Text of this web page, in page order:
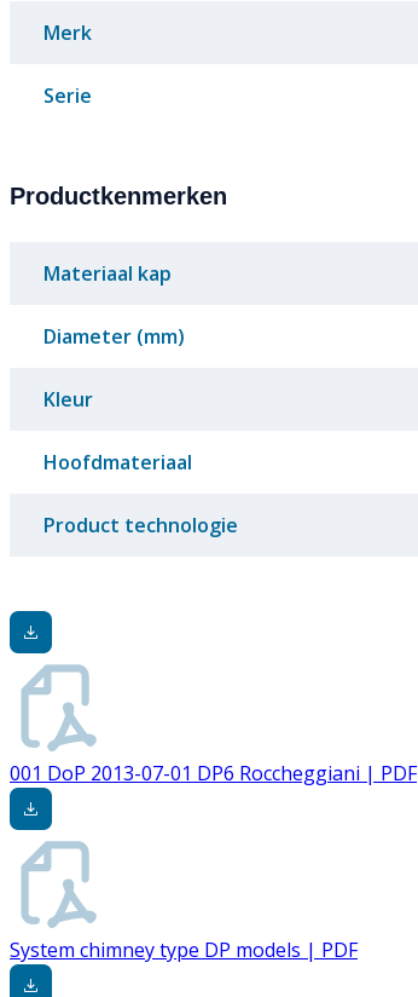
Merk
Serie
Productkenmerken
Materiaal kap
Diameter (mm)
Kleur
Hoofdmateriaal
Product technologie
001 DoP 2013-07-01 DP6 Roccheggiani | PDF
System chimney type DP models | PDF